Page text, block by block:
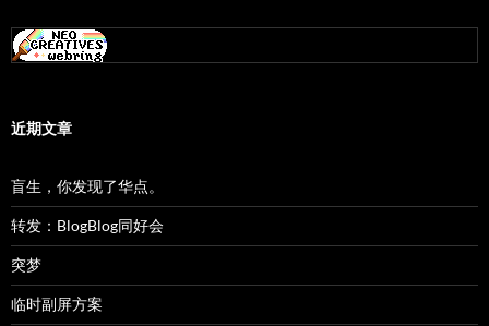
近期文章
盲生，你发现了华点。
转发：BlogBlog同好会
突梦
临时副屏方案